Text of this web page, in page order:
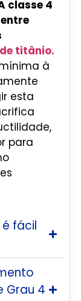
classe 4
titânio.
à
esta
para
fácil
Grau 4